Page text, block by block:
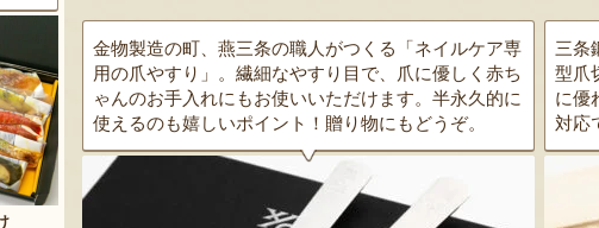
金物製造の町、燕三条の職人がつくる「ネイルケア専
用の爪やすり」。繊細なやすり目で、爪に優しく赤ち
ゃんのお手入れにもお使いいただけます。半永久的に
使えるのも嬉しいポイント！贈り物にもどうぞ。
三条
型爪
に優
対応
令和7年度米 下田産コシヒカリ
アールスメロン（贈答用・家庭
サー